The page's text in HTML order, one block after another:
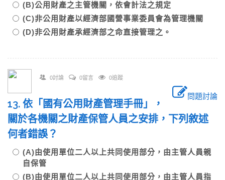
(B)公用財產之主管機關，依會計法之規定
(C)非公用財產以經濟部國營事業委員會為管理機關
(D)非公用財產承經濟部之命直接管理之。
0討論 0留言 0追蹤
問題討論
13. 依「國有公用財產管理手冊」，
關於各機關之財產保管人員之安排，下列敘述
何者錯誤？
(A)由使用單位二人以上共同使用部分，由主管人員親
自保管
(B)由使用單位二人以上共同使用部分，由主管人員指